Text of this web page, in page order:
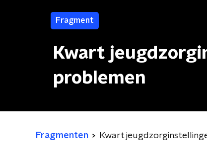
Fragment
Kwart
problemen
Fragmenten Kwart